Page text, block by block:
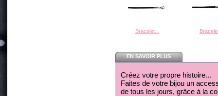
Bracelet...
EN SAVOIR PLUS
Créez votre propre histoire...
Faites de votre bijou un
de tous les jours, grâce à la